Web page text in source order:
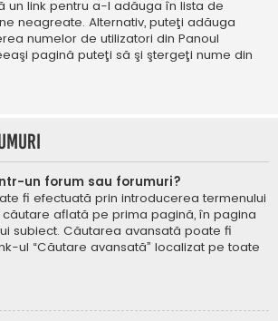
un link pentru a-l adăuga în lista de
neagreate. Alternativ, puteţi adăuga
numelor de utilizatori din Panoul
pagină puteţi să şi ştergeţi nume din
un forum sau forumuri?
fi efectuată prin introducerea termenului
aflată pe prima pagină, în pagina
subiect. Căutarea avansată poate fi
ul “Căutare avansată” localizat pe toate